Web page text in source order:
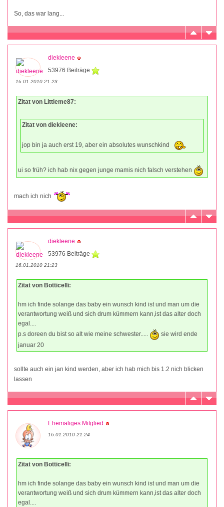
So, das war lang...
diekleene
53976 Beiträge
16.01.2010 21:23
Zitat von Littleme87:
Zitat von diekleene:
jop bin ja auch erst 19, aber ein absolutes wunschkind
ui so früh? ich hab nix gegen junge mamis nich falsch verstehen
mach ich nich
diekleene
53976 Beiträge
16.01.2010 21:23
Zitat von Botticelli:
hm ich finde solange das baby ein wunsch kind ist und man um die
verantwortung weiß und sich drum kümmern kann,ist das alter doch
egal....
p.s doreen du bist so alt wie meine schwester.....
sie wird ende
januar 20
sollte auch ein jan kind werden, aber ich hab mich bis 1.2 nich blicken
lassen
Ehemaliges Mitglied
16.01.2010 21:24
Zitat von Botticelli:
hm ich finde solange das baby ein wunsch kind ist und man um die
verantwortung weiß und sich drum kümmern kann,ist das alter doch
egal....